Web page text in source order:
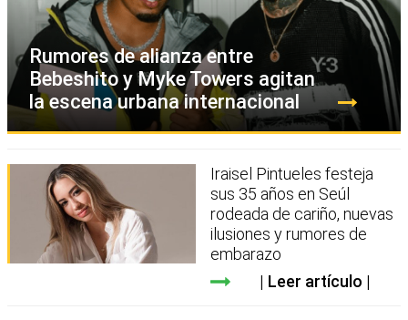
Rumores de alianza entre
Bebeshito y Myke Towers agitan
la escena urbana internacional
Iraisel Pintueles festeja
sus 35 años en Seúl
rodeada de cariño, nuevas
ilusiones y rumores de
embarazo
Leer artículo